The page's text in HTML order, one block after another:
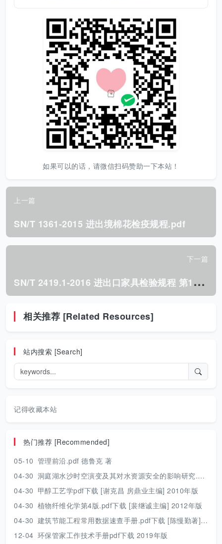
如果可以的话，请微信扫码赞助一下本站！
上一篇
SN/T 1361-2015 进出境棉花检疫规程.pdf
下一篇
S
N/T 2419.1-2016 进出口家具检验规程 第1部分:一般家具.pdf
相关推荐 [Related Resources]
站内搜索 [Search]
记得收藏本站
热门推荐 [Recommended]
05-10 管理前沿.pdf 德鲁克 著
04-30 洞庭湖水沙时空演变及其对水资源安全的影响研究.pdf 胡光伟 著 2017年版
04-30 甲醇工艺学pdf下载 [谢克昌 房鼎业主编] 2010年版
04-30 植物纤维化学第4版.pdf下载 [裴继诚主编] 2012年版
04-30 建筑节能工程常用数据速查手册.pdf下载 [陈慢勤著] 2010年版
12-04 环保管家工作技术手册pdf下载 2019年版